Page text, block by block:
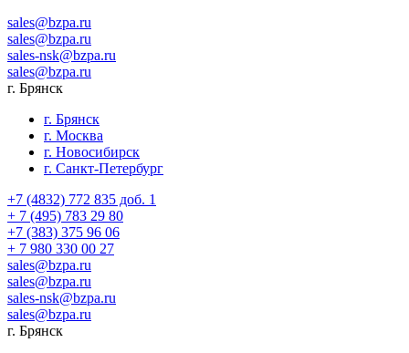
sales@bzpa.ru
sales@bzpa.ru
sales-nsk@bzpa.ru
sales@bzpa.ru
г. Брянск
г. Брянск
г. Москва
г. Новосибирск
г. Санкт-Петербург
+7 (4832) 772 835 доб. 1
+ 7 (495) 783 29 80
+7 (383) 375 96 06
+ 7 980 330 00 27
sales@bzpa.ru
sales@bzpa.ru
sales-nsk@bzpa.ru
sales@bzpa.ru
г. Брянск